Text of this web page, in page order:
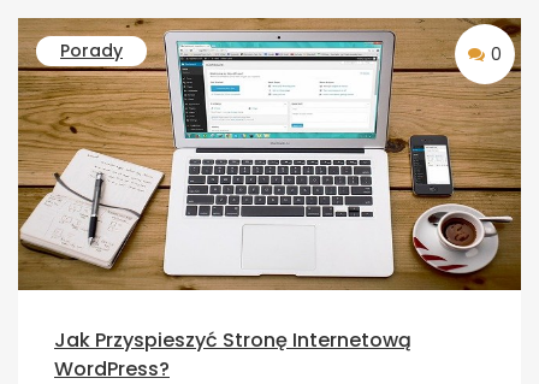
Porady 0
Jak Przyspieszyć Stronę Internetową
WordPress?